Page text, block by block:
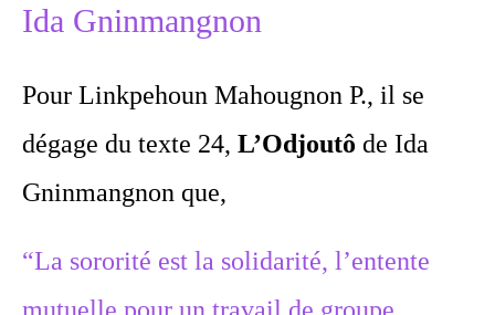
Ida Gninmangnon
Pour Linkpehoun Mahougnon P., il se
dégage du texte 24, L’Odjoutô de Ida
Gninmangnon que,
“La sororité est la solidarité, l’entente
mutuelle pour un travail de groupe